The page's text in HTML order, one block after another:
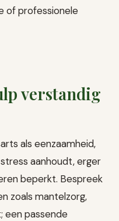
of professionele
verstandig
als eenzaamheid,
aanhoudt, erger
beperkt. Bespreek
zoals mantelzorg,
een passende